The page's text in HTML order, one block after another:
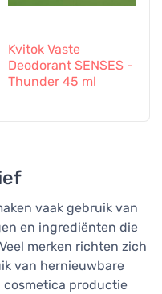
Kvitok Vaste
Deodorant SENSES -
Thunder 45 ml
vaak gebruik van
en ingrediënten die
merken richten zich
van hernieuwbare
cosmetica productie